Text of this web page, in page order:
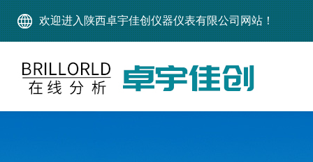
欢迎进入陕西卓宇佳创仪器仪表有限公司网站！